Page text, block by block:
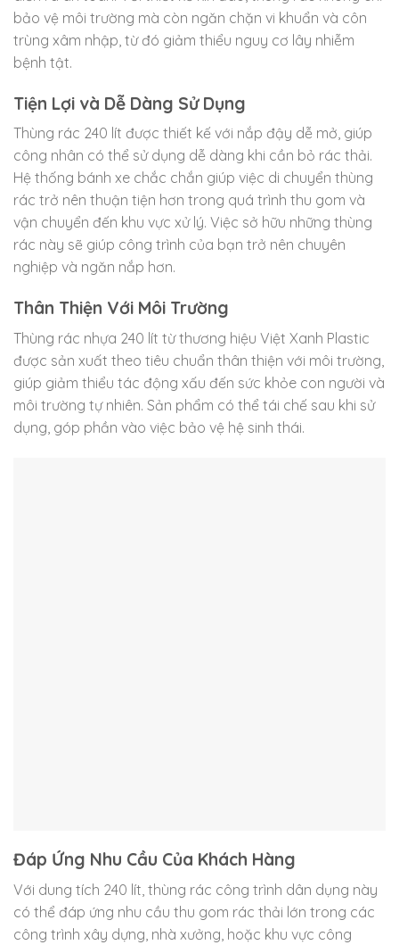
bảo vệ môi trường mà còn ngăn chặn vi khuẩn và côn
trùng xâm nhập, từ đó giảm thiểu nguy cơ lây nhiễm
bệnh tật.
Tiện Lợi và Dễ Dàng Sử Dụng
Thùng rác 240 lít được thiết kế với nắp đậy dễ mở, giúp
công nhân có thể sử dụng dễ dàng khi cần bỏ rác thải.
Hệ thống bánh xe chắc chắn giúp việc di chuyển thùng
rác trở nên thuận tiện hơn trong quá trình thu gom và
vận chuyển đến khu vực xử lý. Việc sở hữu những thùng
rác này sẽ giúp công trình của bạn trở nên chuyên
nghiệp và ngăn nắp hơn.
Thân Thiện Với Môi Trường
Thùng rác nhựa 240 lít từ thương hiệu Việt Xanh Plastic
được sản xuất theo tiêu chuẩn thân thiện với môi trường,
giúp giảm thiểu tác động xấu đến sức khỏe con người và
môi trường tự nhiên. Sản phẩm có thể tái chế sau khi sử
dụng, góp phần vào việc bảo vệ hệ sinh thái.
Đáp Ứng Nhu Cầu Của Khách Hàng
Với dung tích 240 lít, thùng rác công trình dân dụng này
có thể đáp ứng nhu cầu thu gom rác thải lớn trong các
công trình xây dựng, nhà xưởng, hoặc khu vực công